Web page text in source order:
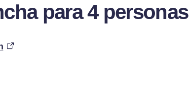
para 4 personas